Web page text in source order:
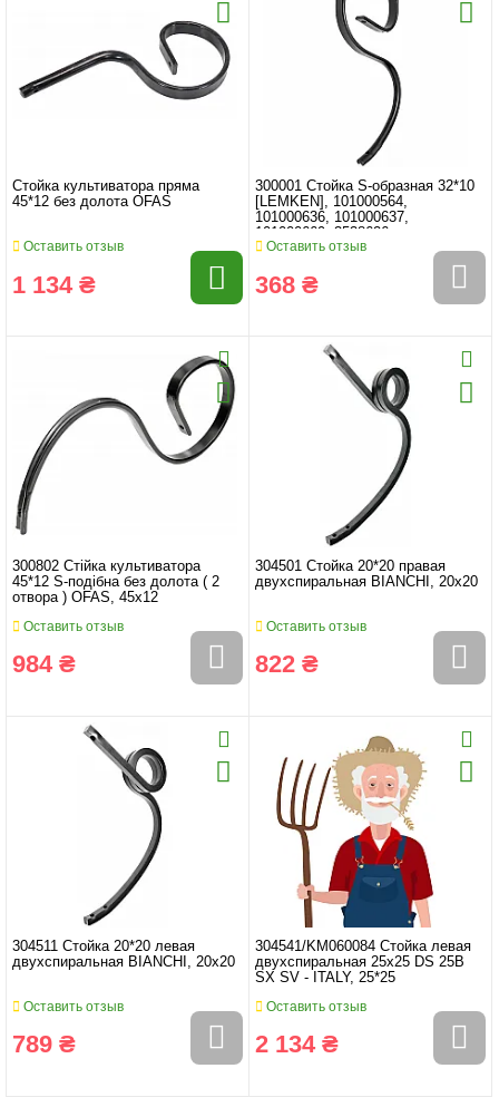
Стойка культиватора пряма
45*12 без долота OFAS
Оставить отзыв
1 134 ₴
300001 Стойка S-образная 32*10
[LEMKEN], 101000564,
101000636, 101000637,
101000669, 3538626
Оставить отзыв
368 ₴
300802 Стійка культиватора
45*12 S-подібна без долота ( 2
отвора ) OFAS, 45x12
Оставить отзыв
984 ₴
304501 Стойка 20*20 правая
двухспиральная BIANCHI, 20x20
Оставить отзыв
822 ₴
304511 Стойка 20*20 левая
двухспиральная BIANCHI, 20x20
Оставить отзыв
789 ₴
304541/KM060084 Стойка левая
двухспиральная 25x25 DS 25B
SX SV - ITALY, 25*25
Оставить отзыв
2 134 ₴